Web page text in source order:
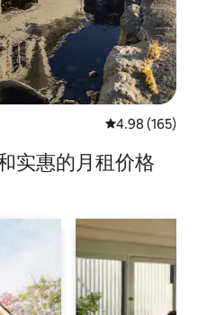
平均评分 4.98
4.98 (165)
实惠的月租价格